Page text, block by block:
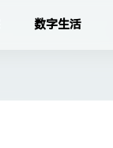
数字生活